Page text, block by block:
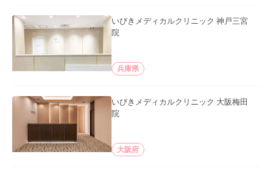
いびきメディカルクリニック 神戸三宮
院
兵庫県
いびきメディカルクリニック 大阪梅田
院
大阪府